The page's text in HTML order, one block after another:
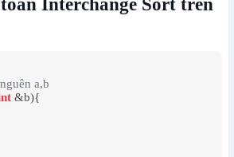
Interchange Sort trên
a,b
&b){